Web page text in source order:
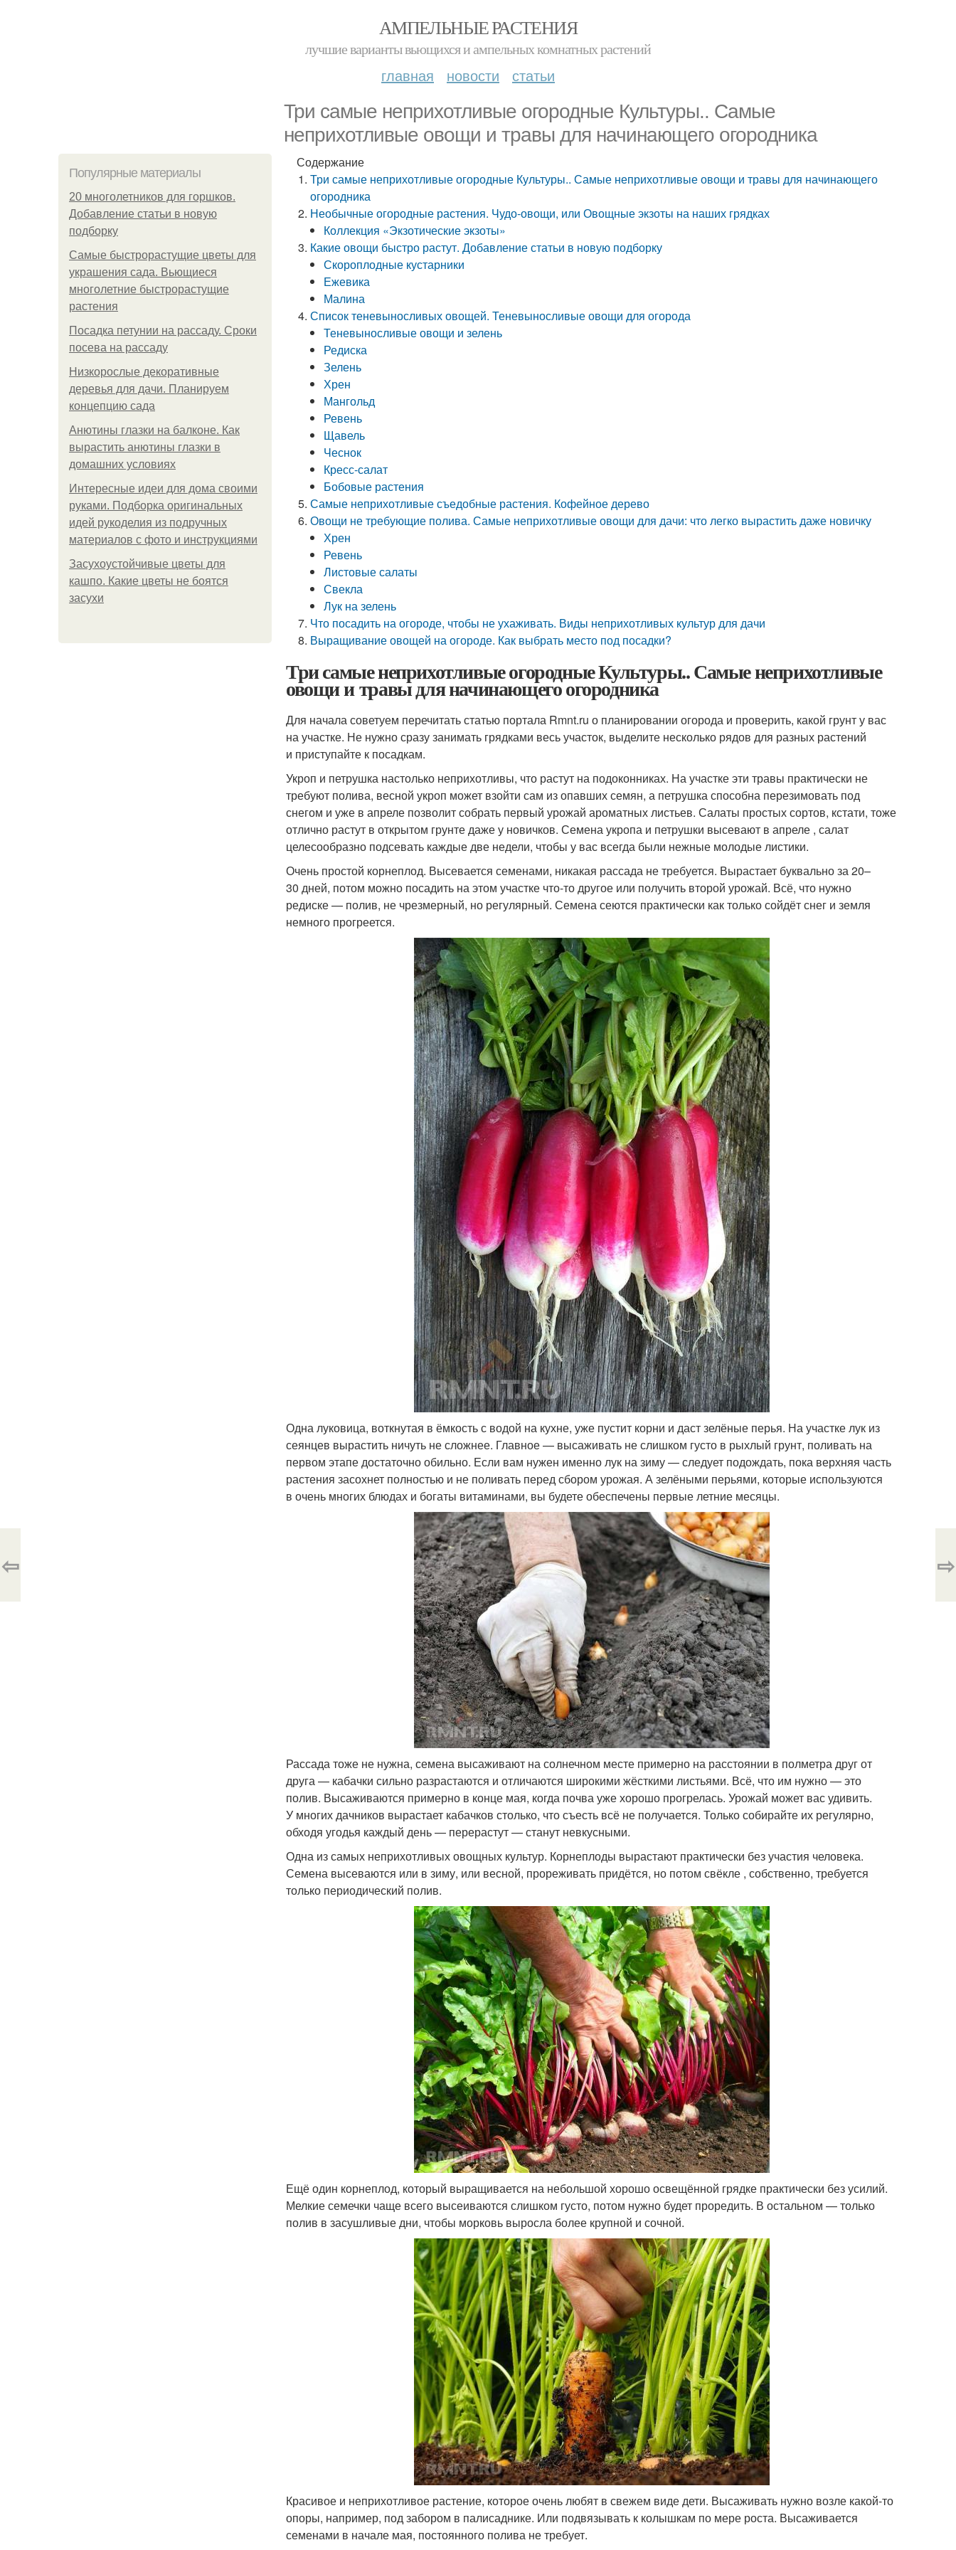
АМПЕЛЬНЫЕ РАСТЕНИЯ
лучшие варианты вьющихся и ампельных комнатных растений
главная новости статьи
Три самые неприхотливые огородные Культуры.. Самые
неприхотливые овощи и травы для начинающего огородника
Популярные материалы
20 многолетников для горшков.
Добавление статьи в новую
подборку
Самые быстрорастущие цветы для
украшения сада. Вьющиеся
многолетние быстрорастущие
растения
Посадка петунии на рассаду. Сроки
посева на рассаду
Низкорослые декоративные
деревья для дачи. Планируем
концепцию сада
Анютины глазки на балконе. Как
вырастить анютины глазки в
домашних условиях
Интересные идеи для дома своими
руками. Подборка оригинальных
идей рукоделия из подручных
материалов с фото и инструкциями
Засухоустойчивые цветы для
кашпо. Какие цветы не боятся
засухи
Содержание
Три самые неприхотливые огородные Культуры.. Самые неприхотливые овощи и травы для начинающего
огородника
Необычные огородные растения. Чудо-овощи, или Овощные экзоты на наших грядках
Коллекция «Экзотические экзоты»
Какие овощи быстро растут. Добавление статьи в новую подборку
Скороплодные кустарники
Ежевика
Малина
Список теневыносливых овощей. Теневыносливые овощи для огорода
Теневыносливые овощи и зелень
Редиска
Зелень
Хрен
Мангольд
Ревень
Щавель
Чеснок
Кресс-салат
Бобовые растения
Самые неприхотливые съедобные растения. Кофейное дерево
Овощи не требующие полива. Самые неприхотливые овощи для дачи: что легко вырастить даже новичку
Хрен
Ревень
Листовые салаты
Свекла
Лук на зелень
Что посадить на огороде, чтобы не ухаживать. Виды неприхотливых культур для дачи
Выращивание овощей на огороде. Как выбрать место под посадки?
Три самые неприхотливые огородные Культуры.. Самые неприхотливые
овощи и травы для начинающего огородника
Для начала советуем перечитать статью портала Rmnt.ru о планировании огорода и проверить, какой грунт у вас
на участке. Не нужно сразу занимать грядками весь участок, выделите несколько рядов для разных растений
и приступайте к посадкам.
Укроп и петрушка настолько неприхотливы, что растут на подоконниках. На участке эти травы практически не
требуют полива, весной укроп может взойти сам из опавших семян, а петрушка способна перезимовать под
снегом и уже в апреле позволит собрать первый урожай ароматных листьев. Салаты простых сортов, кстати, тоже
отлично растут в открытом грунте даже у новичков. Семена укропа и петрушки высевают в апреле , салат
целесообразно подсевать каждые две недели, чтобы у вас всегда были нежные молодые листики.
Очень простой корнеплод. Высевается семенами, никакая рассада не требуется. Вырастает буквально за 20–
30 дней, потом можно посадить на этом участке что-то другое или получить второй урожай. Всё, что нужно
редиске — полив, не чрезмерный, но регулярный. Семена сеются практически как только сойдёт снег и земля
немного прогреется.
Одна луковица, воткнутая в ёмкость с водой на кухне, уже пустит корни и даст зелёные перья. На участке лук из
сеянцев вырастить ничуть не сложнее. Главное — высаживать не слишком густо в рыхлый грунт, поливать на
первом этапе достаточно обильно. Если вам нужен именно лук на зиму — следует подождать, пока верхняя часть
растения засохнет полностью и не поливать перед сбором урожая. А зелёными перьями, которые используются
в очень многих блюдах и богаты витаминами, вы будете обеспечены первые летние месяцы.
Рассада тоже не нужна, семена высаживают на солнечном месте примерно на расстоянии в полметра друг от
друга — кабачки сильно разрастаются и отличаются широкими жёсткими листьями. Всё, что им нужно — это
полив. Высаживаются примерно в конце мая, когда почва уже хорошо прогрелась. Урожай может вас удивить.
У многих дачников вырастает кабачков столько, что съесть всё не получается. Только собирайте их регулярно,
обходя угодья каждый день — перерастут — станут невкусными.
Одна из самых неприхотливых овощных культур. Корнеплоды вырастают практически без участия человека.
Семена высеваются или в зиму, или весной, прореживать придётся, но потом свёкле , собственно, требуется
только периодический полив.
Ещё один корнеплод, который выращивается на небольшой хорошо освещённой грядке практически без усилий.
Мелкие семечки чаще всего высеиваются слишком густо, потом нужно будет проредить. В остальном — только
полив в засушливые дни, чтобы морковь выросла более крупной и сочной.
Красивое и неприхотливое растение, которое очень любят в свежем виде дети. Высаживать нужно возле какой-то
опоры, например, под забором в палисаднике. Или подвязывать к колышкам по мере роста. Высаживается
семенами в начале мая, постоянного полива не требует.
⇦ ⇨